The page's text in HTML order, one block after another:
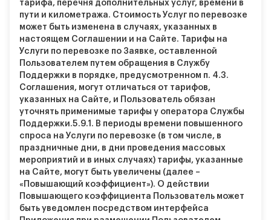
тарифа, перечня дополнительных услуг, времени в
пути и километража. Стоимость Услуг по перевозке
может быть изменена в случаях, указанных в
настоящем Соглашении и на Сайте. Тарифы на
Услуги по перевозке по Заявке, оставленной
Пользователем путем обращения в Службу
Поддержки в порядке, предусмотренном п. 4.3.
Соглашения, могут отличаться от тарифов,
указанных на Сайте, и Пользователь обязан
уточнять применимые тарифы у оператора Службы
Поддержки.5.9.1. В периоды времени повышенного
спроса на Услуги по перевозке (в том числе, в
праздничные дни, в дни проведения массовых
мероприятий и в иных случаях) тарифы, указанные
на Сайте, могут быть увеличены (далее –
«Повышающий коэффициент»). О действии
Повышающего коэффициента Пользователь может
быть уведомлен посредством интерфейса